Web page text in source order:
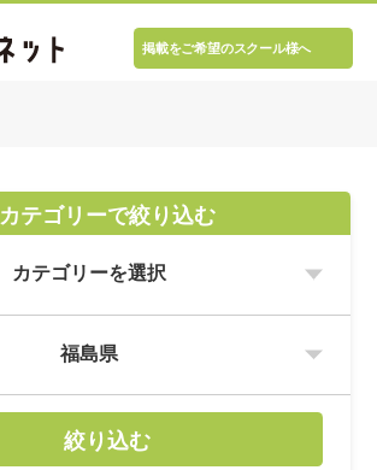
掲載をご希望のスクール様へ
カテゴリーで絞り込む
絞り込む